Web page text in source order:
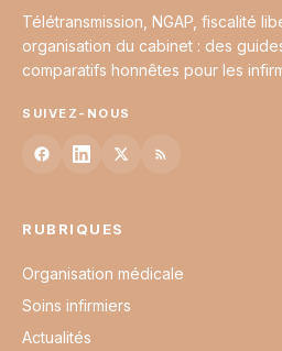
Télétransmission, NGAP, fiscalité
organisation du cabinet : des
comparatifs honnêtes pour les
SUIVEZ-NOUS
RUBRIQUES
Organisation médicale
Soins infirmiers
Actualités